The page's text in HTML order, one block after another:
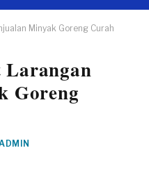
Minyak Goreng Curah
Larangan
Goreng